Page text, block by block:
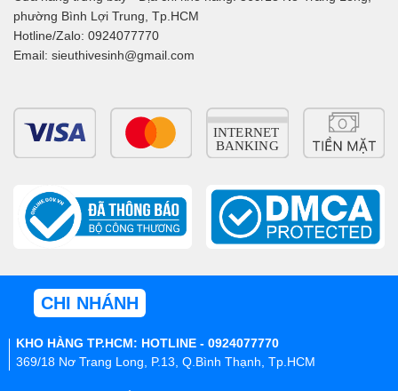
phường Bình Lợi Trung, Tp.HCM
Hotline/Zalo: 0924077770
Email: sieuthivesinh@gmail.com
CHI NHÁNH
KHO HÀNG TP.HCM: HOTLINE - 0924077770
369/18 Nơ Trang Long, P.13, Q.Bình Thạnh, Tp.HCM